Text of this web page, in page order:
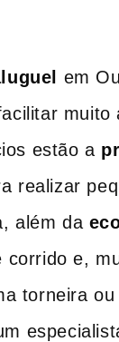
em
muito
estão a
realizar
além da
corrido e,
torneira ou